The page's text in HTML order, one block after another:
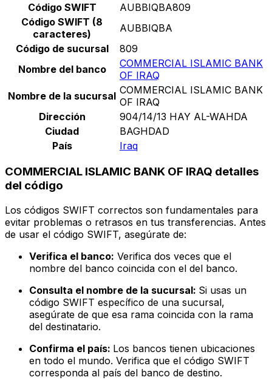
Código SWIFT
AUBBIQBA809
Código SWIFT (8
caracteres)
AUBBIQBA
Código de sucursal
809
Nombre del banco
COMMERCIAL ISLAMIC BANK
OF IRAQ
Nombre de la sucursal COMMERCIAL ISLAMIC BANK
OF IRAQ
Dirección
904/14/13 HAY AL-WAHDA
Ciudad
BAGHDAD
País
Iraq
COMMERCIAL ISLAMIC BANK OF IRAQ detalles
del código
Los códigos SWIFT correctos son fundamentales para
evitar problemas o retrasos en tus transferencias. Antes
de usar el código SWIFT, asegúrate de:
Verifica el banco: Verifica dos veces que el
nombre del banco coincida con el del banco.
Consulta el nombre de la sucursal: Si usas un
código SWIFT específico de una sucursal,
asegúrate de que esa rama coincida con la rama
del destinatario.
Confirma el país: Los bancos tienen ubicaciones
en todo el mundo. Verifica que el código SWIFT
corresponda al país del banco de destino.